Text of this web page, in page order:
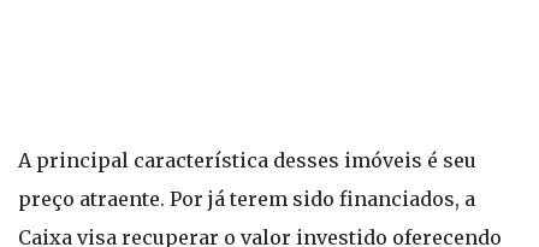
A principal característica desses imóveis é seu
preço atraente. Por já terem sido financiados, a
Caixa visa recuperar o valor investido oferecendo